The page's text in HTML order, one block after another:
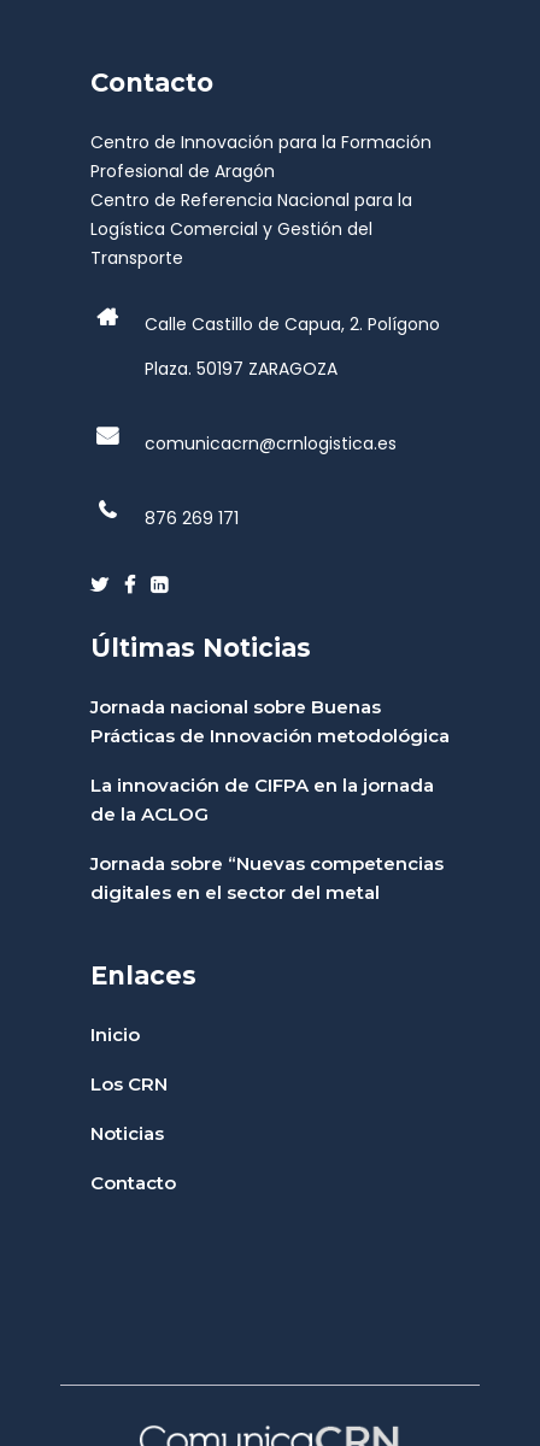
Contacto
Centro de Innovación para la Formación
Profesional de Aragón
Centro de Referencia Nacional para la
Logística Comercial y Gestión del
Transporte
Calle Castillo de Capua, 2. Polígono
Plaza. 50197 ZARAGOZA
comunicacrn@crnlogistica.es
876 269 171
Últimas Noticias
Jornada nacional sobre Buenas
Prácticas de Innovación metodológica
La innovación de CIFPA en la jornada
de la ACLOG
Jornada sobre “Nuevas competencias
digitales en el sector del metal
Enlaces
Inicio
Los CRN
Noticias
Contacto